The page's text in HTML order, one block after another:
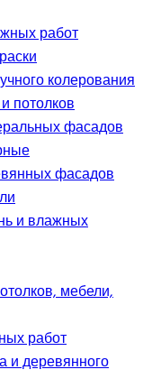
работ
колерования
потолков
фасадов
фасадов
и влажных
мебели,
работ
и деревянного